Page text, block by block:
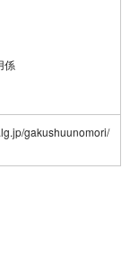
係
gakushuunomori/